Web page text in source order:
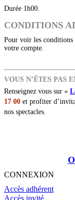
Durée 1h00.
CONDITIONS
Pour voir les conditions
votre compte.
VOUS N’ÊTES PAS
Renseignez vous sur «
17 00 et profiter
nos spectacles.
CONNEXION
Accès adhérent